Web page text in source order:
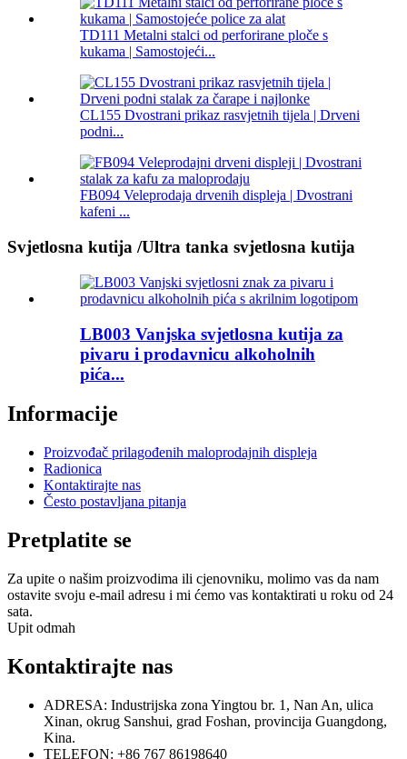
TD111 Metalni stalci od perforirane ploče s
kukama | Samostojeći...
CL155 Dvostrani prikaz rasvjetnih tijela | Drveni
podni...
FB094 Veleprodaja drvenih displeja | Dvostrani
kafeni ...
Svjetlosna kutija /Ultra tanka svjetlosna kutija
LB003 Vanjska svjetlosna kutija za
pivaru i prodavnicu alkoholnih
pića...
Informacije
Proizvođač prilagođenih maloprodajnih displeja
Radionica
Kontaktirajte nas
Često postavljana pitanja
Pretplatite se
Za upite o našim proizvodima ili cjenovniku, molimo vas da nam
ostavite svoju e-mail adresu i mi ćemo vas kontaktirati u roku od 24
sata.
Upit odmah
Kontaktirajte nas
ADRESA: Industrijska zona Yingtou br. 1, Nan An, ulica
Xinan, okrug Sanshui, grad Foshan, provincija Guangdong,
Kina.
TELEFON: +86 767 86198640